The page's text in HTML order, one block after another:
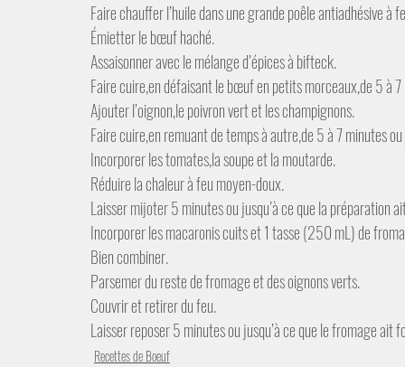
Faire chauffer l’huile dans une grande poêle antiadhésive à
Émietter le bœuf haché.
Assaisonner avec le mélange d’épices à bifteck.
Faire cuire,en défaisant le bœuf en petits morceaux,de 5 à 7
Ajouter l’oignon,le poivron vert et les champignons.
Faire cuire,en remuant de temps à autre,de 5 à 7 minutes
Incorporer les tomates,la soupe et la moutarde.
Réduire la chaleur à feu moyen-doux.
Laisser mijoter 5 minutes ou jusqu’à ce que la préparation
Incorporer les macaronis cuits et 1 tasse (250 mL) de
Bien combiner.
Parsemer du reste de fromage et des oignons verts.
Couvrir et retirer du feu.
Laisser reposer 5 minutes ou jusqu’à ce que le fromage ait
Recettes de Boeuf